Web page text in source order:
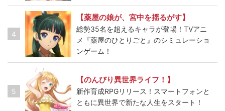
4
【薬屋の娘が、宮中を揺るがす】
総勢35名を超えるキャラが登場！TVアニ
メ『薬屋のひとりごと』のシミュレーショ
ンゲーム！
5
【のんびり異世界ライフ！】
新作育成RPGリリース！スマートフォンと
ともに異世界で新たな人生をスタート！